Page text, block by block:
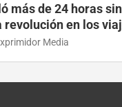
más de 24 horas
revolución en los
Media